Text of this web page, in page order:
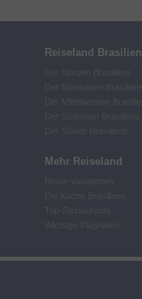
Reiseland Brasilien
Mehr Reiseland